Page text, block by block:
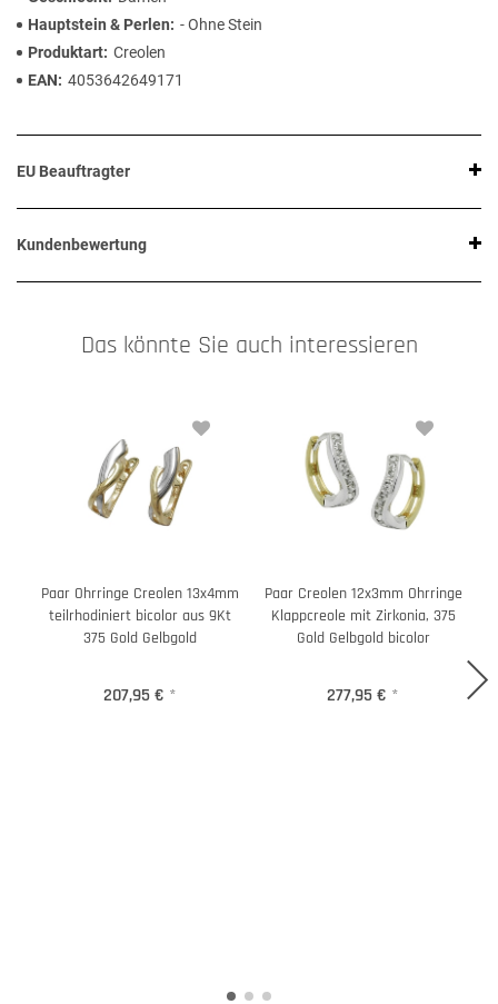
Hauptstein & Perlen
- Ohne Stein
Produktart Creolen
EAN
4053642649171
EU Beauftragter
Kundenbewertung
Das könnte Sie auch interessieren
Paar Ohrringe Creolen 13x4mm
teilrhodiniert bicolor aus 9Kt
375 Gold Gelbgold
207,95 € *
Paar Creolen 12x3mm Ohrringe
Klappcreole mit Zirkonia, 375
Gold Gelbgold bicolor
277,95 € *